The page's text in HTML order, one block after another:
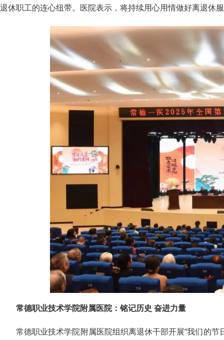
退休职工的连心纽带。医院表示，将持续用心用情做好离退休
常德职业技术学院附属医院：铭记历史 奋进力量
常德职业技术学院附属医院组织离退休干部开展“我们的